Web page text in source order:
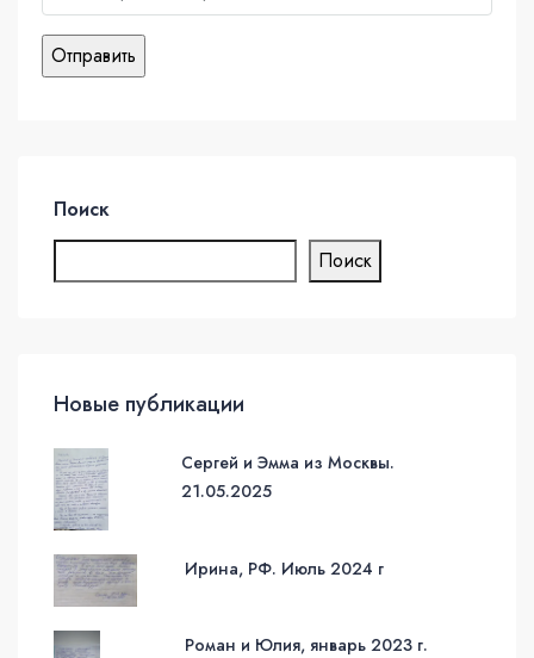
Поиск
Поиск
Новые публикации
Сергей и Эмма из Москвы.
21.05.2025
Ирина, РФ. Июль 2024 г
Роман и Юлия, январь 2023 г.